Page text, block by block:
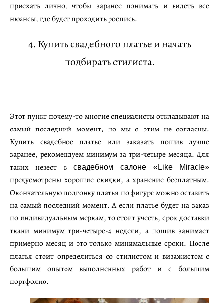
приехать лично, чтобы заранее понимать и видеть все
нюансы, где будет проходить роспись.
4. Купить свадебного платье и начать
подбирать стилиста.
Этот пункт почему-то многие специалисты откладывают на
самый последний момент, но мы с этим не согласны.
Купить свадебное платье или заказать пошив лучше
заранее, рекомендуем минимум за три-четыре месяца. Для
таких невест в
свадебном салоне «Like Miracle»
предусмотрены хорошие скидки, а хранение бесплатным.
Окончательную подгонку платья по фигуре можно оставить
на самый последний момент. А если платье будет на заказ
по индивидуальным меркам, то стоит учесть, срок доставки
ткани минимум три-четыре-4 недели, а пошив занимает
примерно месяц и это только минимальные сроки. После
платья стоит определиться со стилистом и визажистом с
большим опытом выполненных работ и с большим
портфолио.